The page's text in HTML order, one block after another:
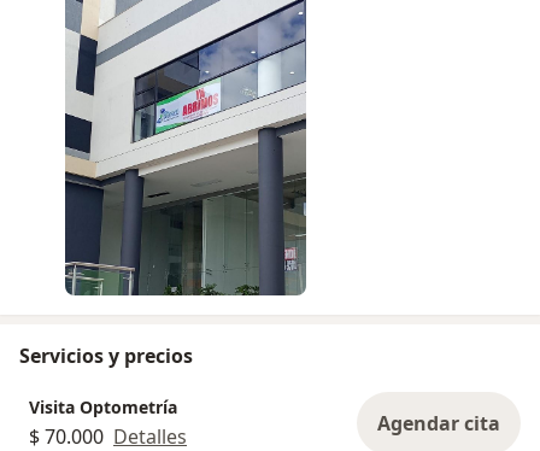
Servicios y precios
Visita Optometría
$ 70.000 Detalles Agendar cita